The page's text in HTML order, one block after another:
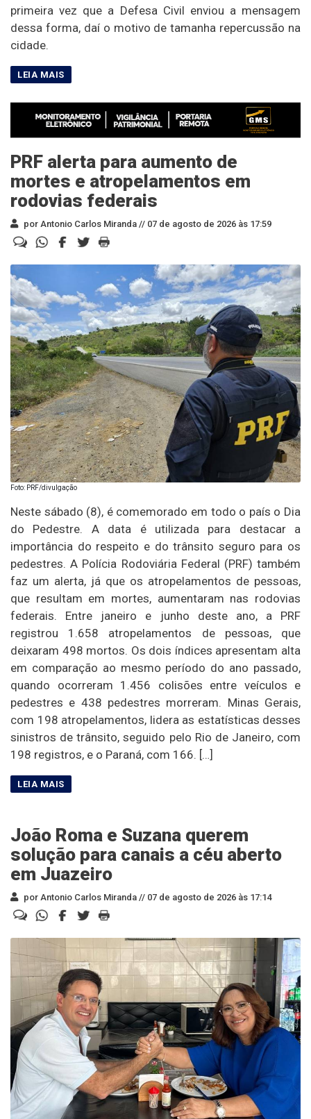
primeira vez que a Defesa Civil enviou a mensagem
dessa forma, daí o motivo de tamanha repercussão na
cidade.
PRF alerta para aumento de
mortes e atropelamentos em
rodovias federais
por Antonio Carlos Miranda // 07 de agosto de 2026 às 17:59
Foto: PRF/divulgação
Neste sábado (8), é comemorado em todo o país o Dia
do Pedestre. A data é utilizada para destacar a
importância do respeito e do trânsito seguro para os
pedestres. A Polícia Rodoviária Federal (PRF) também
faz um alerta, já que os atropelamentos de pessoas,
que resultam em mortes, aumentaram nas rodovias
federais. Entre janeiro e junho deste ano, a PRF
registrou 1.658 atropelamentos de pessoas, que
deixaram 498 mortos. Os dois índices apresentam alta
em comparação ao mesmo período do ano passado,
quando ocorreram 1.456 colisões entre veículos e
pedestres e 438 pedestres morreram. Minas Gerais,
com 198 atropelamentos, lidera as estatísticas desses
sinistros de trânsito, seguido pelo Rio de Janeiro, com
198 registros, e o Paraná, com 166. […]
João Roma e Suzana querem
solução para canais a céu aberto
em Juazeiro
por Antonio Carlos Miranda // 07 de agosto de 2026 às 17:14